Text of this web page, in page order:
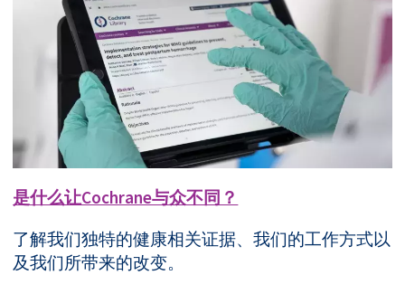
是什么让Cochrane与众不同？
了解我们独特的健康相关证据、我们的工作方式以
及我们所带来的改变。